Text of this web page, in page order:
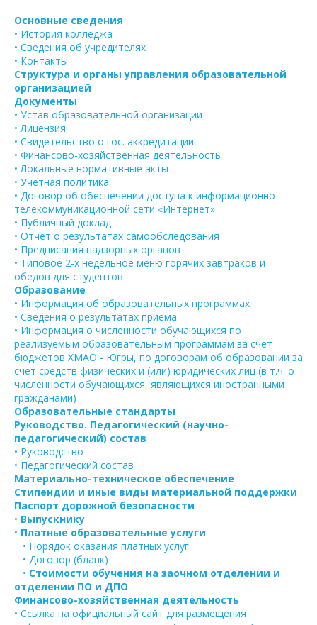
Основные сведения
• История колледжа
• Сведения об учредителях
• Контакты
Структура и органы управления образовательной
организацией
Документы
• Устав образовательной организации
• Лицензия
• Свидетельство о гос. аккредитации
• Финансово-хозяйственная деятельность
• Локальные нормативные акты
• Учетная политика
• Договор об обеспечении доступа к информационно-
телекоммуникационной сети «Интернет»
• Публичный доклад
• Отчет о результатах самообследования
• Предписания надзорных органов
• Типовое 2-х недельное меню горячих завтраков и
обедов для студентов
Образование
• Информация об образовательных программах
• Сведения о результатах приема
• Информация о численности обучающихся по
реализуемым образовательным программам за счет
бюджетов ХМАО - Югры, по договорам об образовании за
счет средств физических и (или) юридических лиц (в т.ч. о
численности обучающихся, являющихся иностранными
гражданами)
Образовательные стандарты
Руководство. Педагогический (научно-
педагогический) состав
• Руководство
• Педагогический состав
Материально-техническое обеспечение
Стипендии и иные виды материальной поддержки
Паспорт дорожной безопасности
• Выпускнику
• Платные образовательные услуги
• Порядок оказания платных услуг
• Договор (бланк)
• Стоимости обучения на заочном отделении и
отделении ПО и ДПО
Финансово-хозяйственная деятельность
• Ссылка на официальный сайт для размещения